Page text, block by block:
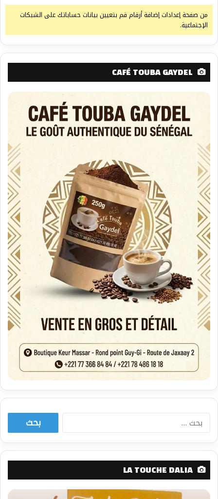
من صفحة إعدادات إضافة أرقام قم بتعيين بيانات حساباتك على الشبكات
الإجتماعية.
CAFÉ TOUBA GAYDEL
البحث
LA TOUCHE DALIA